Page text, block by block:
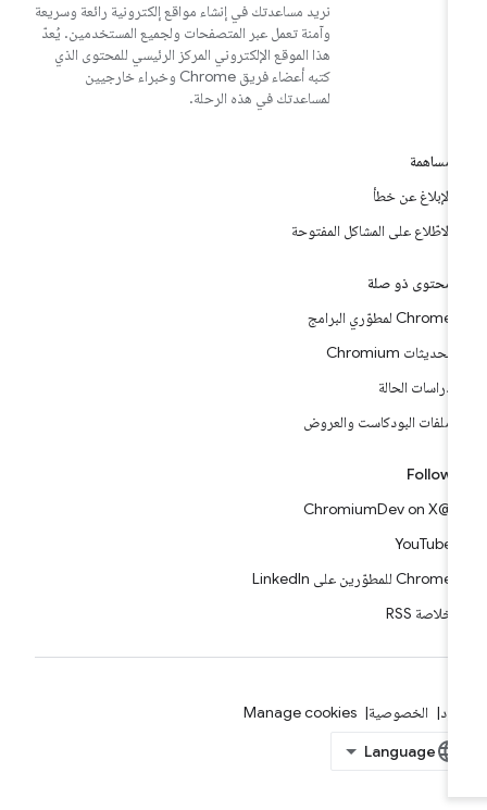
نريد مساعدتك في إنشاء مواقع إلكترونية رائعة وسريعة
وآمنة تعمل عبر المتصفحات ولجميع المستخدمين. يُعدّ
هذا الموقع الإلكتروني المركز الرئيسي للمحتوى الذي
كتبه أعضاء فريق Chrome وخبراء خارجيين
لمساعدتك في هذه الرحلة.
مساهمة
الإبلاغ عن خطأ
الاطّلاع على المشاكل المفتوحة
محتوى ذو صلة
Chrome لمطوّري البرامج
تحديثات Chromium
دراسات الحالة
ملفات البودكاست والعروض
Follow
YouTube
Chrome للمطوّرين على LinkedIn
خلاصة RSS
الخصوصية Manage cookies